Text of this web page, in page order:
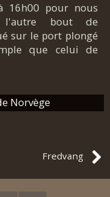
16h00 pour nous
l'autre bout de
sur le port plongé
que celui de
Norvège
Fredvang